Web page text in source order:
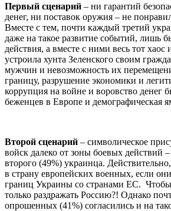
Первый сценарий – ни гарантий
денег, ни поставок оружия – не
Вместе с тем, почти каждый третий
даже на такое развитие событий, лишь
действия, а вместе с ними весь тот хаос
устроила хунта Зеленского своим
мужчин и невозможность их
границу, разрушение экономики и
коррупция на войне и воровство денег
беженцев в Европе и демографическая
Второй сценарий – символическое
войск далеко от зоны боевых действий
второго (49%) украинца.
в страну европейских военных, если
границ Украины со странами ЕС.
только раздражать Россию?! Однако
опрошенных (41%) согласились и на